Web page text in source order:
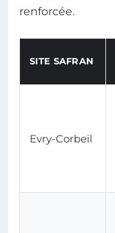
renforcée.
SITE SAFRAN
Evry-Corbeil